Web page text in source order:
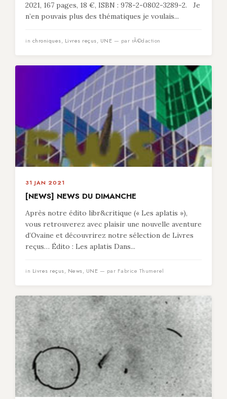
2021, 167 pages, 18 €, ISBN : 978-2-0802-3289-2. Je
n’en pouvais plus des thématiques je voulais...
in chroniques, Livres reçus, UNE — par rÃ©daction
31 JAN 2021
[NEWS] NEWS DU DIMANCHE
Après notre édito libr&critique (« Les aplatis »),
vous retrouverez avec plaisir une nouvelle aventure
d’Ovaine et découvrirez notre sélection de Livres
reçus… Édito : Les aplatis Dans...
in Livres reçus, News, UNE — par Fabrice Thumerel